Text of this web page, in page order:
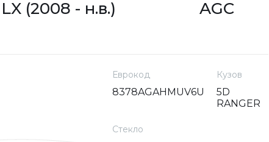
(2008 - н.в.) AGC
Еврокод
8378AGAHMUV6U
Кузов
5D
RANGER
Стекло